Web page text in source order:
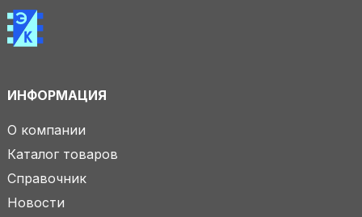
ИНФОРМАЦИЯ
О компании
Каталог товаров
Справочник
Новости